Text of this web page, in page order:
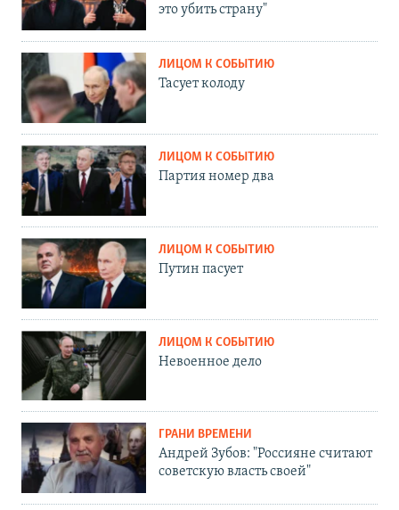
это убить страну"
ЛИЦОМ К СОБЫТИЮ
Тасует колоду
ЛИЦОМ К СОБЫТИЮ
Партия номер два
ЛИЦОМ К СОБЫТИЮ
Путин пасует
ЛИЦОМ К СОБЫТИЮ
Невоенное дело
ГРАНИ ВРЕМЕНИ
Андрей Зубов: "Россияне считают
советскую власть своей"